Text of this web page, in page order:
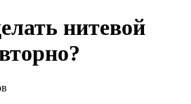
нитевой